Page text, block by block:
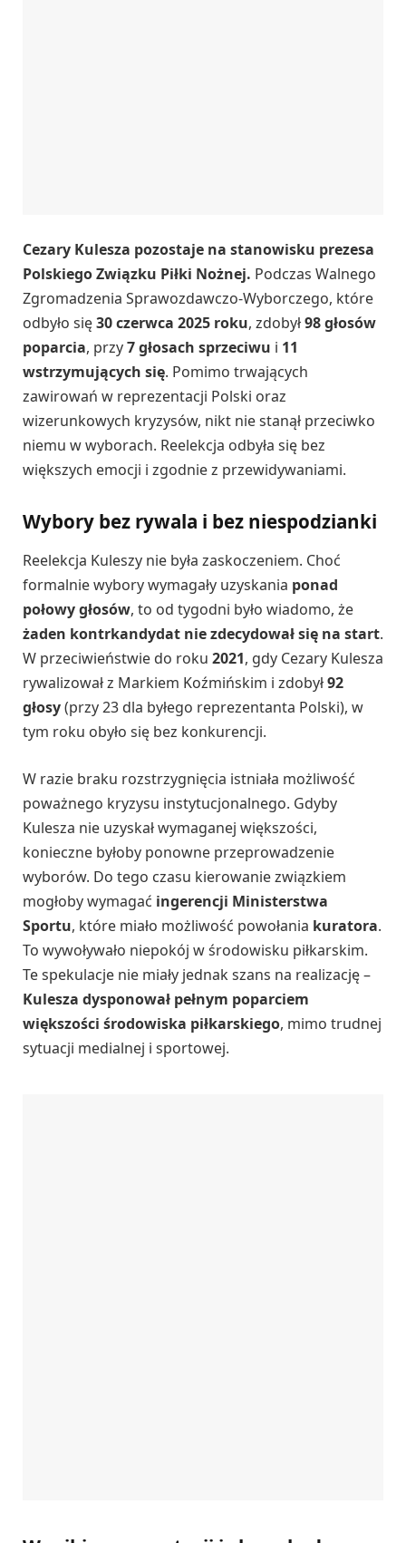
Cezary Kulesza pozostaje na stanowisku prezesa
Polskiego Związku Piłki Nożnej. Podczas Walnego
Zgromadzenia Sprawozdawczo-Wyborczego, które
odbyło się30 czerwca 2025 roku, zdobył98 głosów
poparcia, przy7 głosach sprzeciwu i 11
wstrzymujących się. Pomimo trwających
zawirowań w reprezentacji Polski oraz
wizerunkowych kryzysów, nikt nie stanął przeciwko
niemu w wyborach. Reelekcja odbyła się bez
większych emocji i zgodnie z przewidywaniami.
Wybory bez rywala i bez niespodzianki
Reelekcja Kuleszy nie była zaskoczeniem. Choć
formalnie wybory wymagały uzyskania ponad
połowy głosów, to od tygodni było wiadomo, że
żaden kontrkandydat nie zdecydował się na start.
W przeciwieństwie do roku 2021, gdy Cezary Kulesza
rywalizował z Markiem Koźmińskim i zdobył92
głosy(przy 23 dla byłego reprezentanta Polski), w
tym roku obyło się bez konkurencji.
W razie braku rozstrzygnięcia istniała możliwość
poważnego kryzysu instytucjonalnego. Gdyby
Kulesza nie uzyskał wymaganej większości,
konieczne byłoby ponowne przeprowadzenie
wyborów. Do tego czasu kierowanie związkiem
mogłoby wymagać ingerencji Ministerstwa
Sportu, które miało możliwość powołania kuratora.
To wywoływało niepokój w środowisku piłkarskim.
Te spekulacje nie miały jednak szans na realizację –
Kulesza dysponował pełnym poparciem
większości środowiska piłkarskiego, mimo trudnej
sytuacji medialnej i sportowej.